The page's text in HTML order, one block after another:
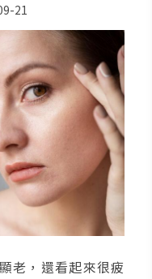
21
老，還看起來很疲